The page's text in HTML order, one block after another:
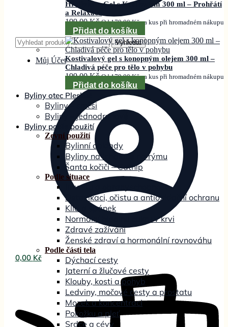
Hledat: Vyhledat
Můj Účet
0,00 Kč
Hřejivka – Gel s Kostivalem 300 ml – Prohřátí
a Relaxace
199,00Kč Od179,00Kčza kus při hromadném nákupu
Přidat do košíku
Kostivalový gel s konopným olejem 300 ml –
Chladivá péče pro tělo v pohybu
199,00Kč Od179,00Kčza kus při hromadném nákupu
Přidat do košíku
Byliny otec Pleskač
Byliny – směsi
Byliny – jednodruhové
Byliny podle použití
Zevní použití
Bylinní obklady
Byliny na inhalace na rýmu
Šanta kočičí – Catnip
Podle situace
Imunitu a obranyschopnost
Detoxikaci, očistu a antioxidační ochranu
Klid a spánek
Normální hladinu cukru v krvi
Zdravé zažívání
Ženské zdraví a hormonální rovnováhu
Podle části tela
Dýchací cesty
Jaterní a žlučové cesty
Klouby, kosti a pohyb
Ledviny, močové cesty a prostatu
Mozek a koncentraci
Pokožku a pleť
Srdce a cévy